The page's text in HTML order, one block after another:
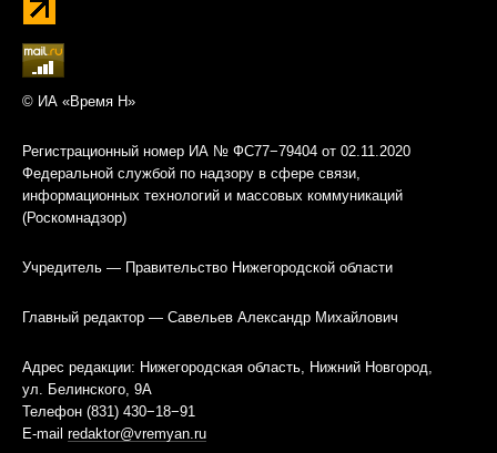
© ИА «Время Н»
Регистрационный номер ИА № ФС77−79404 от 02.11.2020
Федеральной службой по надзору в сфере связи,
информационных технологий и массовых коммуникаций
(Роскомнадзор)
Учредитель — Правительство Нижегородской области
Главный редактор — Савельев Александр Михайлович
Адрес редакции: Нижегородская область, Нижний Новгород,
ул. Белинского, 9А
Телефон (831) 430−18−91
E-mail redaktor@vremyan.ru